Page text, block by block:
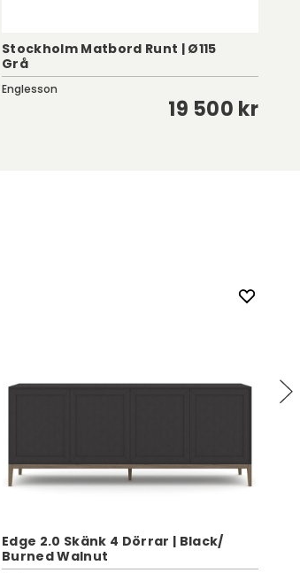
Stockholm Matbord Runt | Ø115
Grå
Englesson
19 500 kr
Edge 2.0 Skänk 4 Dörrar | Black/
Burned Walnut